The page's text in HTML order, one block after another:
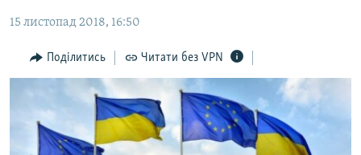
основної
Перейти
до
БЛОГИ
ПОГЛЯД
ІНТЕРВ'Ю
ВСЕ ЗА ДЕНЬ
СПЕЦПРОЕКТИ
15 листопад 2018, 16:50
Поділитись Читати без VPN